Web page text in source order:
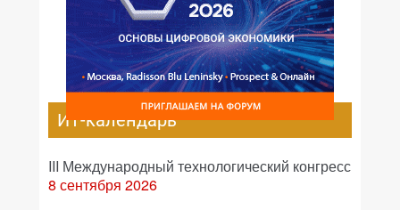
ИТ-календарь
III Международный технологический конгресс
8 сентября 2026